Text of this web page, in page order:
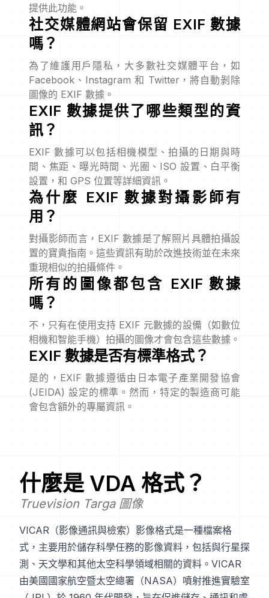
提供此功能。
社交媒體網站會保留 EXIF 數據
嗎？
為了維護用戶隱私，大多數社交媒體平台，如
Facebook、Instagram 和 Twitter，將自動剝除
圖像的 EXIF 數據。
EXIF 數據提供了哪些類型的資
訊？
EXIF 數據可以包括相機模型、拍攝的日期與時
間、焦距、曝光時間、光圈、ISO 設置、白平衡
設置，和 GPS 位置等詳細資訊。
為什麼 EXIF 數據對攝影師有
用？
對攝影師而言，EXIF 數據是了解照片具體拍攝設
置的寶貴指南。這些資訊有助於改進技術並在未來
重現相似的拍攝條件。
所有的圖像都包含 EXIF 數據
嗎？
不，只有在使用支持 EXIF 元數據的設備（如數位
相機和智能手機）拍攝的圖像才會包含這些數據。
EXIF 數據是否有標準格式？
是的，EXIF 數據遵循由日本電子產業開發協會
(JEIDA) 設定的標準。然而，特定的製造商可能
會包含額外的專屬資訊。
什麼是 VDA 格式？
Truevision Targa 圖像
VICAR（影像通訊與檢索）影像格式是一種檔案格
式，主要用於儲存科學任務的影像資料，包括與行星探
測、天文學和其他太空科學領域相關的資料。VICAR
由美國國家航空暨太空總署（NASA）噴射推進實驗室